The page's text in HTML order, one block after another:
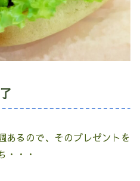
あるので、そのプレゼントを
・・・